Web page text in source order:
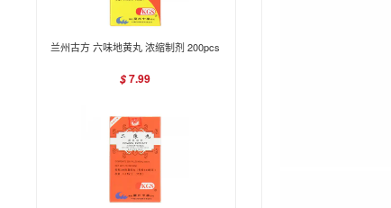
兰州古方 六味地黄丸 浓缩制剂 200pcs
$7.99